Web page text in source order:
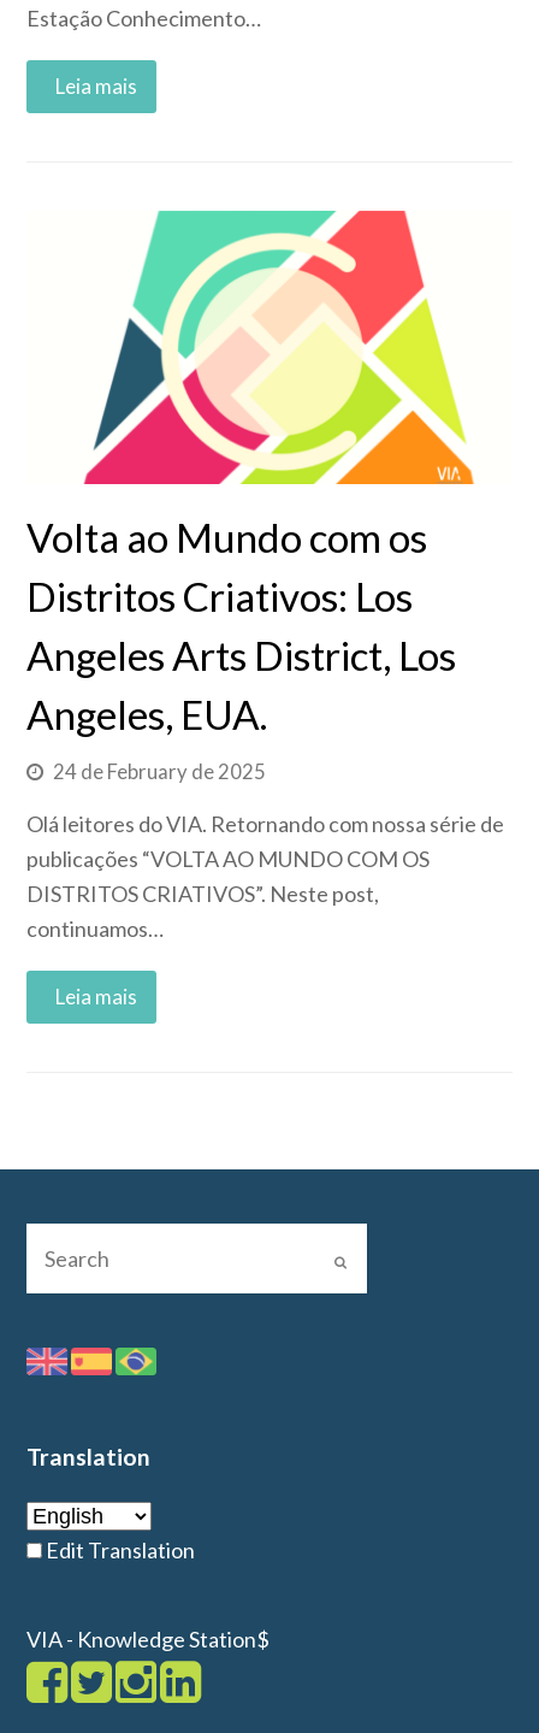
Estação Conhecimento…
Volta ao Mundo com os
Distritos Criativos: Los
Angeles Arts District, Los
Angeles, EUA.
24 de February de 2025
Olá leitores do VIA. Retornando com nossa série de
publicações “VOLTA AO MUNDO COM OS
DISTRITOS CRIATIVOS”. Neste post,
continuamos…
Translation
Edit Translation
VIA - Knowledge Station$